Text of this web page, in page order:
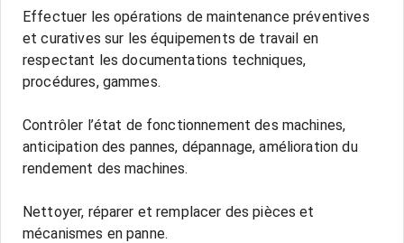
Effectuer les opérations de maintenance préventives
et curatives sur les équipements de travail en
respectant les documentations techniques,
procédures, gammes.
Contrôler l’état de fonctionnement des machines,
anticipation des pannes, dépannage, amélioration du
rendement des machines.
Nettoyer, réparer et remplacer des pièces et
mécanismes en panne.